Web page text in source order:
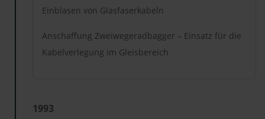
Einblasen von Glasfaserkabeln
Anschaffung Zweiwegeradbagger – Einsatz für die
Kabelverlegung im Gleisbereich
1993